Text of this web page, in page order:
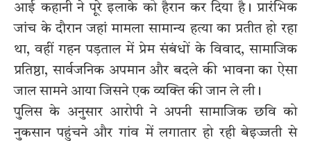
आई कहानी ने पूरे इलाके को हैरान कर दिया है। प्रारंभिक
जांच के दौरान जहां मामला सामान्य हत्या का प्रतीत हो रहा
था, वहीं गहन पड़ताल में प्रेम संबंधों के विवाद, सामाजिक
प्रतिष्ठा, सार्वजनिक अपमान और बदले की भावना का ऐसा
जाल सामने आया जिसने एक व्यक्ति की जान ले ली।
पुलिस के अनुसार आरोपी ने अपनी सामाजिक छवि को
नुकसान पहुंचने और गांव में लगातार हो रही बेइज्जती से